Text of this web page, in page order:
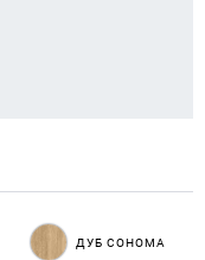
ДУБ СОНОМА